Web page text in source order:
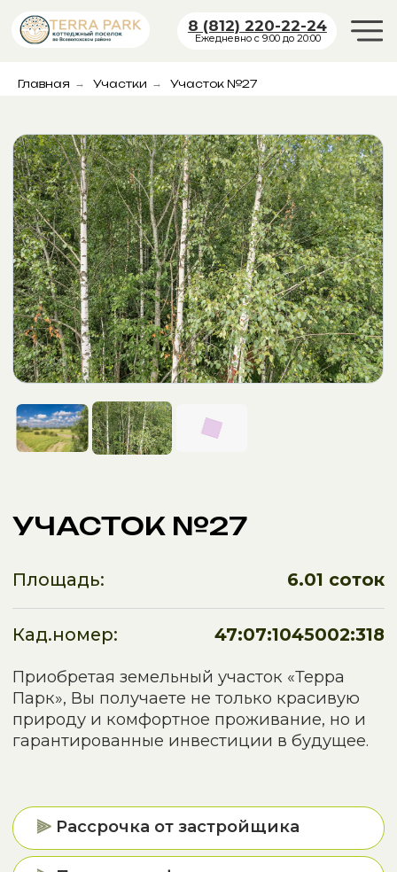
8 (812) 220-22-24
Ежедневно с 9:00 до 20:00
Главная → Участки → Участок №27
УЧАСТОК №27
Площадь: 6.01 соток
Кад.номер: 47:07:1045002:318
природу и комфортное проживание, но и
гарантированные инвестиции в будущее.
Стоимость: 3 906 500 ₽
Позвонить
⫸ Рассрочка от застройщика
Помощь в оформлении ипотеки